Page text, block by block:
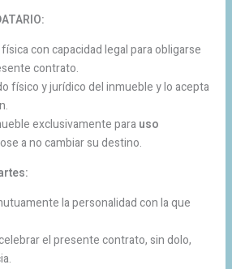
con capacidad legal para obligarse
contrato.
físico y jurídico del inmueble y lo acepta
exclusivamente parauso
a no cambiar su destino.
la personalidad con la que
el presente contrato, sin dolo,